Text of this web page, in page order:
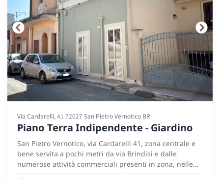
Via Cardarelli, 41 72027 San Pietro Vernotico BR
Piano Terra Indipendente - Giardino
San Pietro Vernotico, via Cardarelli 41, zona centrale e
bene servita a pochi metri da via Brindisi e dalle
numerose attività commerciali presenti in zona, nelle